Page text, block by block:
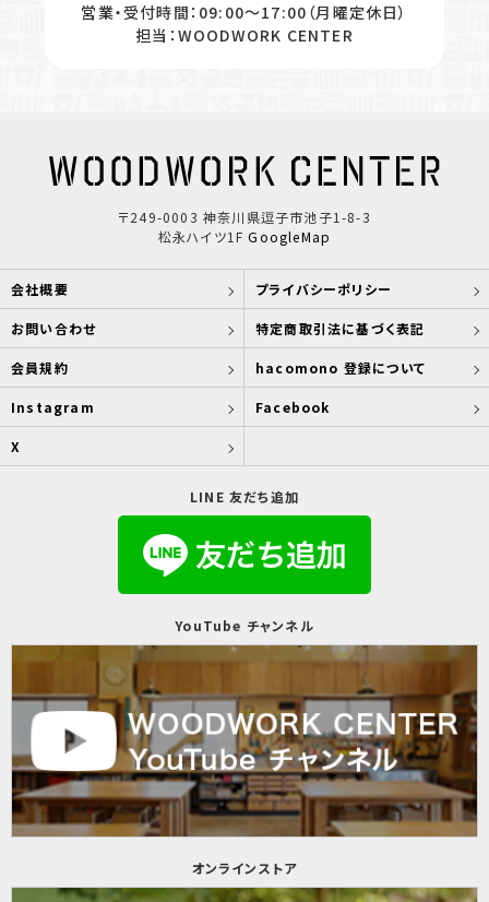
営業・受付時間：09:00〜17:00（月曜定休日）
担当：WOODWORK CENTER
〒249-0003 神奈川県逗子市池子1-8-3
松永ハイツ1FGoogleMap
会社概要 プライバシーポリシー
お問い合わせ 特定商取引法に基づく表記
会員規約 hacomono 登録について
Instagram Facebook
X
LINE 友だち追加
YouTube チャンネル
オンラインストア